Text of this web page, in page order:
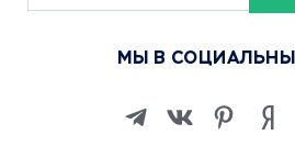
Изучение иностранных
МЫ В